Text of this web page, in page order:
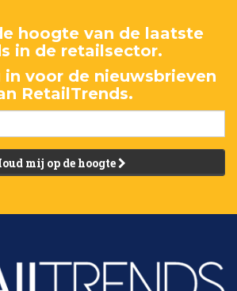
hoogte van de laatste
in de retailsector.
in voor de nieuwsbrieven
RetailTrends.
mij op de hoogte